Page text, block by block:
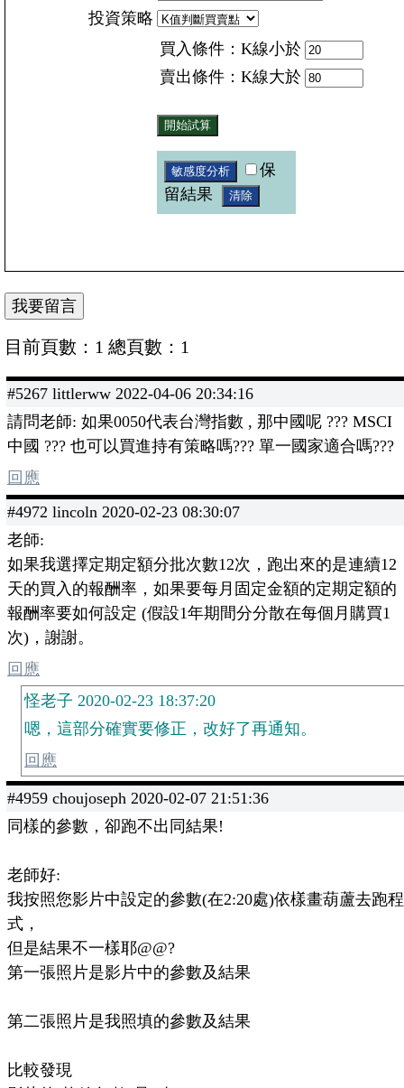
投資策略
買入條件：K線小於
賣出條件：K線大於
保
留結果
目前頁數：1 總頁數：1
#5267 littlerww 2022-04-06 20:34:16
請問老師: 如果0050代表台灣指數 , 那中國呢 ??? MSCI
中國 ??? 也可以買進持有策略嗎??? 單一國家適合嗎???
回應
#4972 lincoln 2020-02-23 08:30:07
老師:
如果我選擇定期定額分批次數12次，跑出來的是連續12
天的買入的報酬率，如果要每月固定金額的定期定額的
報酬率要如何設定 (假設1年期間分分散在每個月購買1
次)，謝謝。
回應
怪老子 2020-02-23 18:37:20
嗯，這部分確實要修正，改好了再通知。
回應
#4959 choujoseph 2020-02-07 21:51:36
同樣的參數，卻跑不出同結果!
老師好:
我按照您影片中設定的參數(在2:20處)依樣畫葫蘆去跑程
式，
但是結果不一樣耶@@?
第一張照片是影片中的參數及結果
第二張照片是我照填的參數及結果
比較發現